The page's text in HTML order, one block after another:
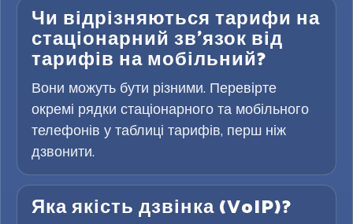
Чи відрізняються тарифи на
стаціонарний зв’язок від
тарифів на мобільний?
Вони можуть бути різними. Перевірте
окремі рядки стаціонарного та мобільного
телефонів у таблиці тарифів, перш ніж
дзвонити.
Яка якість дзвінка (VoIP)?